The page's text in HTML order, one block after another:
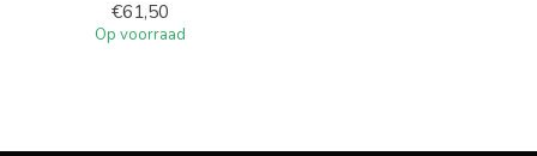
€61,50
Op voorraad